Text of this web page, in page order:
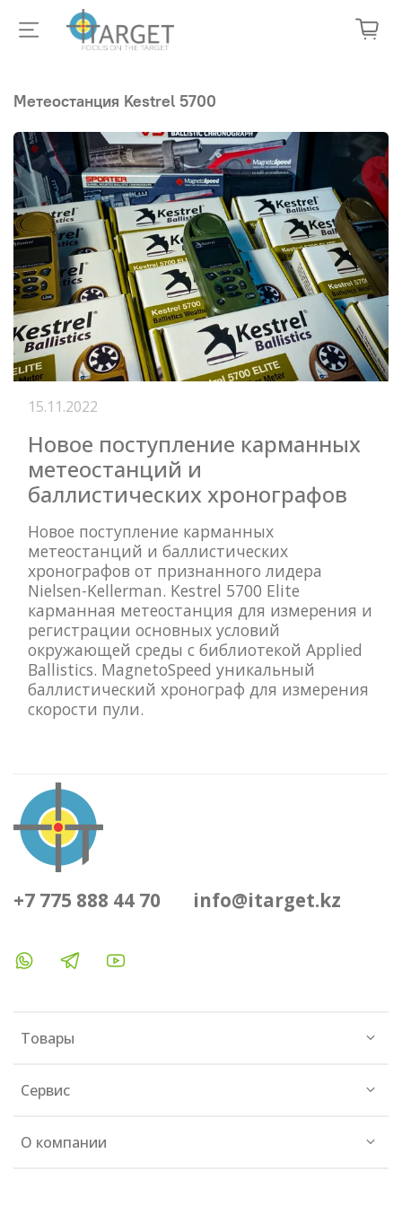
Метеостанция Kestrel 5700
Новое поступление карманных
метеостанций и
баллистических хронографов
Новое поступление карманных
метеостанций и баллистических
хронографов от признанного лидера
Nielsen-Kellerman. Kestrel 5700 Elite
карманная метеостанция для измерения и
регистрации основных условий
окружающей среды с библиотекой Applied
Ballistics. MagnetoSpeed уникальный
баллистический хронограф для измерения
скорости пули.
15.11.2022
Товары
Сервис
О компании
+7 775 888 44 70 info@itarget.kz